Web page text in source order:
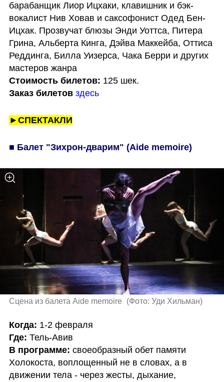
барабанщик Лиор Ицхаки, клавишник и бэк-
вокалист Нив Ховав и саксофонист Одед Бен-
Ицхак. Прозвучат блюзы Энди Уоттса, Питера
Грина, Альберта Кинга, Дэйва Маккейба, Оттиса
Реддинга, Билла Уизерса, Чака Берри и других
мастеров жанра
Стоимость билетов:
Заказ билетов здесь
►СПЕКТАКЛИ
■ Балет "Зихрон-дварим" (Aide memoire)
Сцена из балета Aide memoire (Фото: Уди Хильман)
Когда:
Где:
В программе: своеобразный обет памяти
Холокоста, воплощенный не в словах, а в
движении тела - через жесты, дыхание,